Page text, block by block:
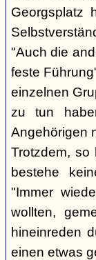
Georgsplatz
"Auch die
feste
einzelnen
zu tun
Angehörigen
Trotzdem, so
bestehe
"Immer
wollten,
hineinreden
einen etwas